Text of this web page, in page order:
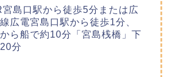
宮島口駅から徒歩5分または広
広電宮島口駅から徒歩1分、
ら船で約10分「宮島桟橋」下
分